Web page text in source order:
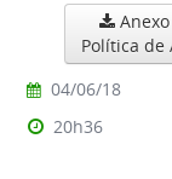
Política de
04/06/18
20h36